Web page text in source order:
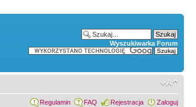
Wyszukiwarka Forum
Regulamin FAQ Rejestracja Zaloguj